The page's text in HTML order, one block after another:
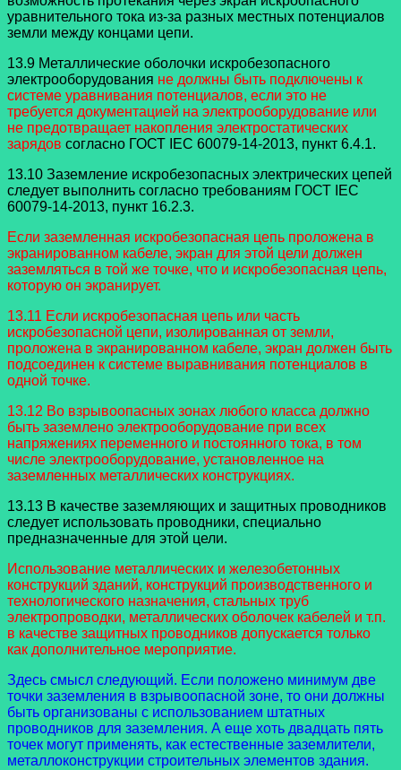
уравнительного тока из-за разных местных потенциалов
земли между концами цепи.
13.9 Металлические оболочки искробезопасного
электрооборудования не должны быть подключены к
системе уравнивания потенциалов, если это не
требуется документацией на электрооборудование или
не предотвращает накопления электростатических
зарядов согласно ГОСТ IEC 60079-14-2013, пункт 6.4.1.
13.10 Заземление искробезопасных электрических цепей
следует выполнить согласно требованиям ГОСТ IEC
60079-14-2013, пункт 16.2.3.
Если заземленная искробезопасная цепь проложена в
экранированном кабеле, экран для этой цели должен
заземляться в той же точке, что и искробезопасная цепь,
которую он экранирует.
13.11 Если искробезопасная цепь или часть
искробезопасной цепи, изолированная от земли,
проложена в экранированном кабеле, экран должен быть
подсоединен к системе выравнивания потенциалов в
одной точке.
13.12 Во взрывоопасных зонах любого класса должно
быть заземлено электрооборудование при всех
напряжениях переменного и постоянного тока, в том
числе электрооборудование, установленное на
заземленных металлических конструкциях.
13.13 В качестве заземляющих и защитных проводников
следует использовать проводники, специально
предназначенные для этой цели.
Использование металлических и железобетонных
конструкций зданий, конструкций производственного и
технологического назначения, стальных труб
электропроводки, металлических оболочек кабелей и т.п.
в качестве защитных проводников допускается только
как дополнительное мероприятие.
Здесь смысл следующий. Если положено минимум две
точки заземления в взрывоопасной зоне, то они должны
быть организованы с использованием штатных
проводников для заземления. А еще хоть двадцать пять
точек могут применять, как естественные заземлители,
металлоконструкции строительных элементов здания.